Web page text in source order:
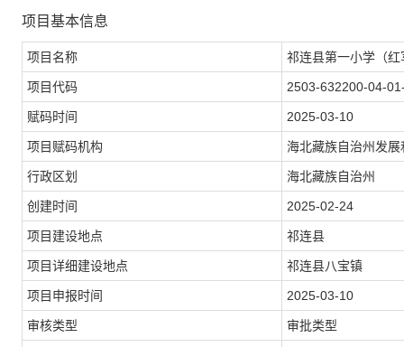
项目基本信息
项目名称 祁连县第一小学（
项目代码 2503-632200-04-
赋码时间 2025-03-10
项目赋码机构 海北藏族自治州发
行政区划 海北藏族自治州
创建时间 2025-02-24
项目建设地点 祁连县
项目详细建设地点 祁连县八宝镇
项目申报时间 2025-03-10
审核类型 审批类型